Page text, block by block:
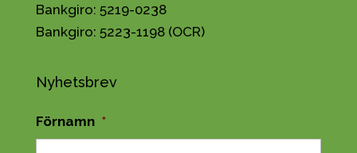
Bankgiro: 5219-0238
Bankgiro: 5223-1198 (OCR)
Nyhetsbrev
Förnamn *